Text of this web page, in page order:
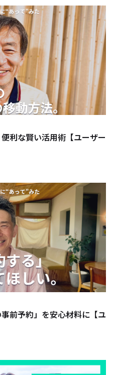
利な賢い活用術【ユーザー
前予約」を安心材料に【ユ